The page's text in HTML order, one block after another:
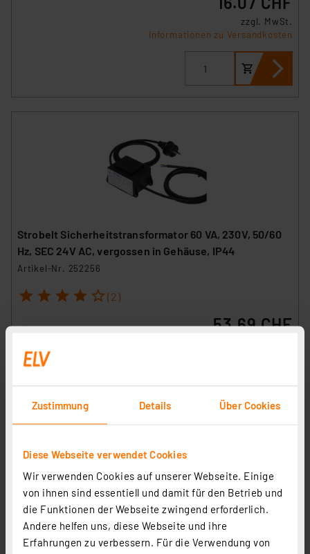
Zustimmung Details Über Cookies
Diese Webseite verwendet Cookies
Wir verwenden Cookies auf unserer Webseite. Einige
von ihnen sind essentiell und damit für den Betrieb und
die Funktionen der Webseite zwingend erforderlich.
Andere helfen uns, diese Webseite und ihre
Erfahrungen zu verbessern. Für die Verwendung von
zzgl. MwSt.
Informationen zu Versandkosten
Strobelt Sicherheitstransformator 60 VA, 230V, 50/60
Hz, SEC 24V AC, vergossen in Gehäuse, IP44
Artikel-Nr. 252256
1 2 3 4 5 (2)
53.69 CHF
Kabelverschraubung MGMO 12 mit Gegenmutter MBFO
12
Artikel-Nr. 253398
2 3 4 5 (2)
0.48 CHF